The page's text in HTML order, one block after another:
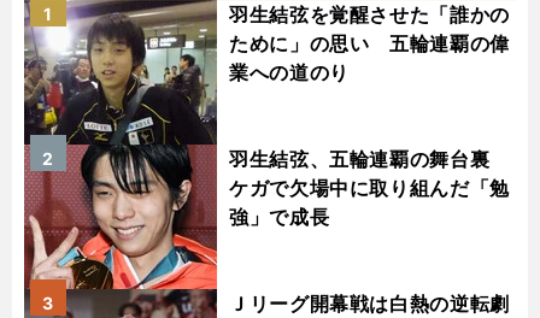
羽生結弦を覚醒させた「誰かの
ために」の思い 五輪連覇の偉
業への道のり
1
羽生結弦、五輪連覇の舞台裏
ケガで欠場中に取り組んだ「勉
強」で成長
2
Ｊリーグ開幕戦は白熱の逆転劇
3